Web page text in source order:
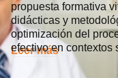
propuesta formativa
didácticas y
optimización del
efectivo en
Leer más